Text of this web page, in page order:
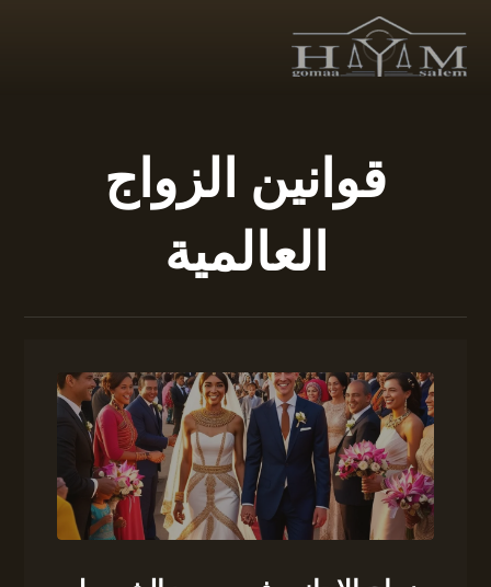
قوانين الزواج
العالمية